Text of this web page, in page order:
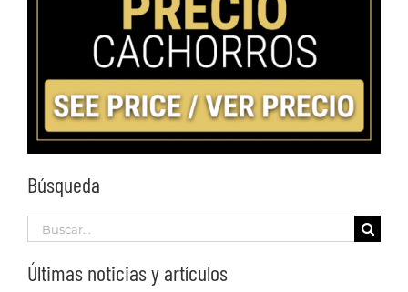
Búsqueda
Search
for:
Últimas noticias y artículos